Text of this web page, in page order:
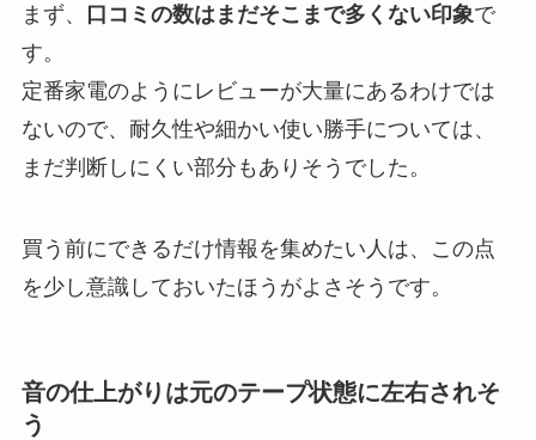
まず、 口コミの数はまだそこまで多くない印象で
す。
定番家電のようにレビューが大量にあるわけでは
ないので、耐久性や細かい使い勝手については、
まだ判断しにくい部分もありそうでした。
買う前にできるだけ情報を集めたい人は、この点
を少し意識しておいたほうがよさそうです。
音の仕上がりは元のテープ状態に左右されそ
う